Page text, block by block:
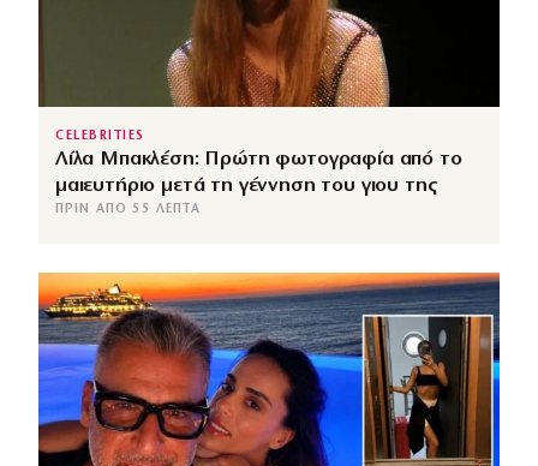
CELEBRITIES
Λίλα Μπακλέση: Πρώτη φωτογραφία από το
μαιευτήριο μετά τη γέννηση του γιου της
ΠΡΙΝ ΑΠΌ 55 ΛΕΠΤΆ